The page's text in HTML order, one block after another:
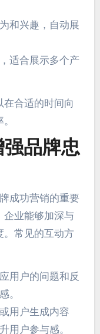
和兴趣，自动展
适合展示多个产
合适的时间向
品牌忠
成功营销的重要
企业能够加深与
。常见的互动方
用户的问题和反
。
用户生成内容
用户参与感。